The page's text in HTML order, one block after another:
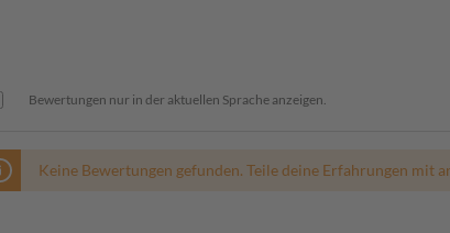
Bewertungen nur in der aktuellen Sprache anzeigen.
Keine Bewertungen gefunden. Teile deine Erfahrungen mit